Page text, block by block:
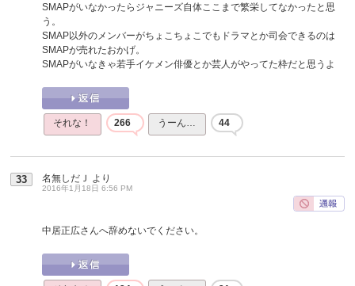
SMAPがいなかったらジャニーズ自体ここまで繁栄してなかったと思
う。
SMAP以外のメンバーがちょこちょこでもドラマとか司会できるのは
SMAPが売れたおかげ。
SMAPがいなきゃ若手イケメン俳優とか芸人がやってた枠だと思うよ
それな！ 266 うーん… 44
33 名無しだＪ より
2016年1月18日 6:56 PM
中居正広さんへ辞めないでください。